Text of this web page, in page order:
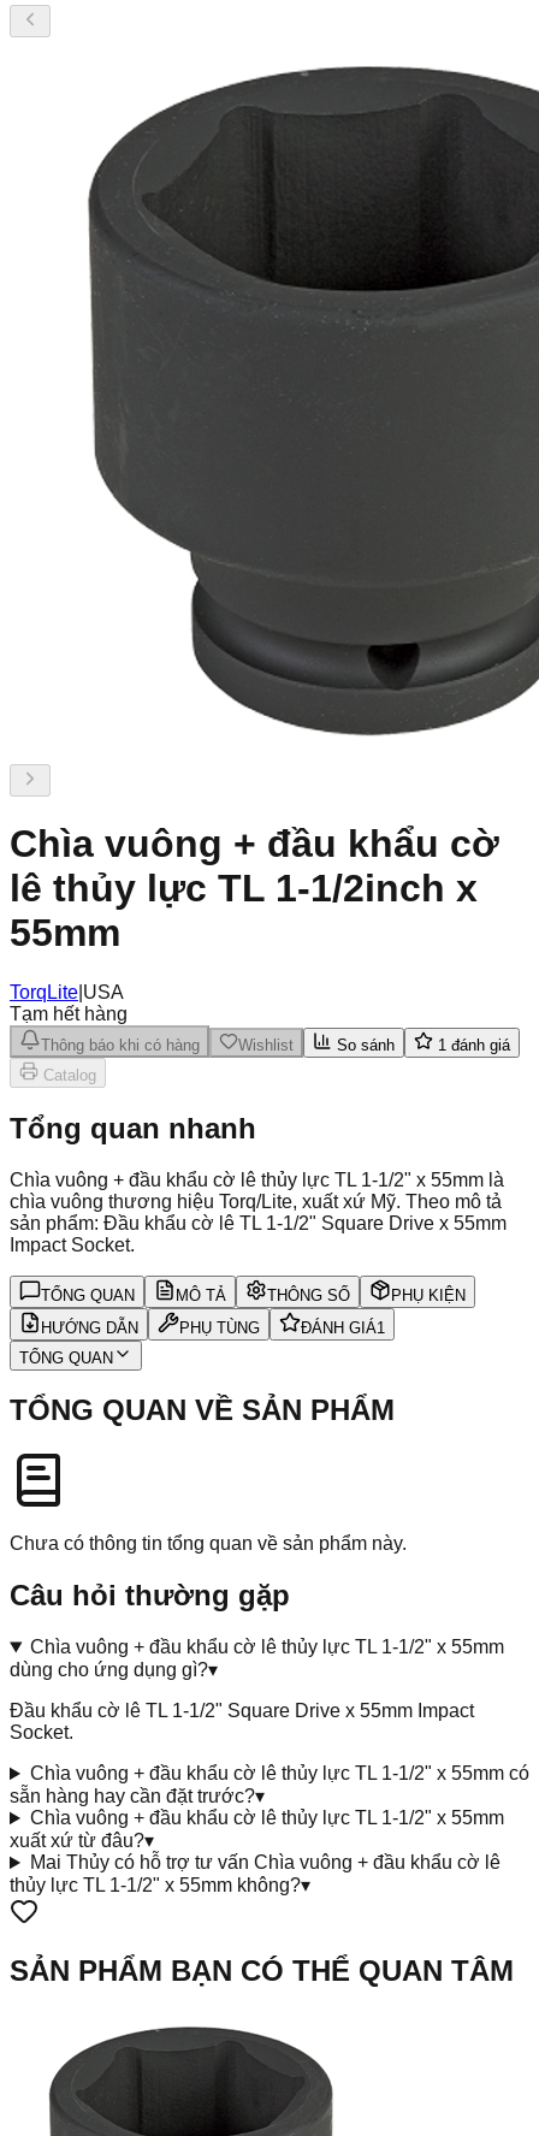
Chìa vuông + đầu khẩu cờ
lê thủy lực TL 1-1/2inch x
55mm
TorqLite USA
Tạm hết hàng
Thông báo khi có hàng Wishlist So sánh 1 đánh giá
Catalog
Tổng quan nhanh
Chìa vuông + đầu khẩu cờ lê thủy lực TL 1-1/2" x 55mm là
chìa vuông thương hiệu Torq/Lite, xuất xứ Mỹ. Theo mô tả
sản phẩm: Đầu khẩu cờ lê TL 1-1/2" Square Drive x 55mm
Impact Socket.
TỔNG QUAN MÔ TẢ THÔNG SỐ
PHỤ KIỆN
HƯỚNG DẪN
PHỤ TÙNG ĐÁNH GIÁ1
TỔNG QUAN
TỔNG QUAN VỀ SẢN PHẨM
Chưa có thông tin tổng quan về sản phẩm này.
Câu hỏi thường gặp
Chìa vuông + đầu khẩu cờ lê thủy lực TL 1-1/2" x 55mm
dùng cho ứng dụng gì?▾
Đầu khẩu cờ lê TL 1-1/2" Square Drive x 55mm Impact
Socket.
Chìa vuông + đầu khẩu cờ lê thủy lực TL 1-1/2" x 55mm có
sẵn hàng hay cần đặt trước?▾
Chìa vuông + đầu khẩu cờ lê thủy lực TL 1-1/2" x 55mm
xuất xứ từ đâu?▾
Mai Thủy có hỗ trợ tư vấn Chìa vuông + đầu khẩu cờ lê
thủy lực TL 1-1/2" x 55mm không?▾
SẢN PHẨM BẠN CÓ THỂ QUAN TÂM